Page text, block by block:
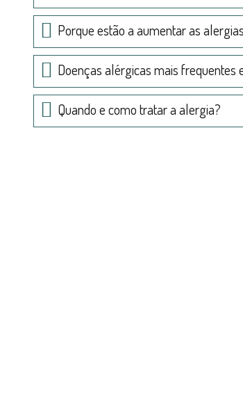
Porque estão a aumentar as
Doenças alérgicas mais frequentes
Quando e como tratar a alergia?